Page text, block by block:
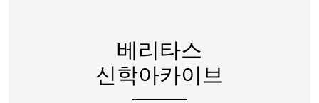
베리타스
신학아카이브